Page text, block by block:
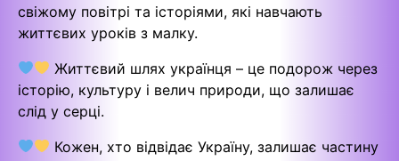
свіжому повітрі та історіями, які навчають
життєвих уроків з малку.
Життєвий шлях українця – це подорож через
історію, культуру і велич природи, що залишає
слід у серці.
Кожен, хто відвідає Україну, залишає частину